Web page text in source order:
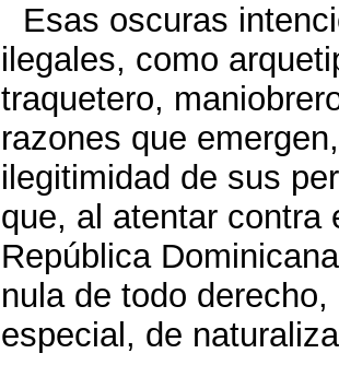
Esas oscuras
ilegales, como
traquetero,
razones que
ilegitimidad de sus
que, al atentar contra
República
nula de todo
especial, de